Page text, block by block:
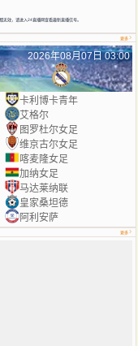
无效，请进入24直播网查看最新直播信号。
更多
2026年08月07日 03:00
卡利博卡青年
艾格尔
图罗杜尔女足
维京古尔女足
喀麦隆女足
加纳女足
马达莱纳联
皇家桑坦德
阿利安萨
更多